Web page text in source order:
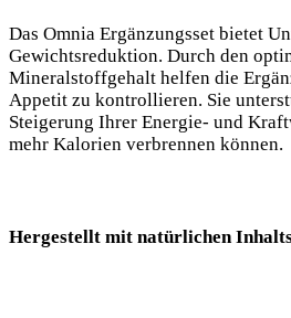
Das Omnia Ergänzungsset bietet
Gewichtsreduktion. Durch den
Mineralstoffgehalt helfen die
Appetit zu kontrollieren. Sie
Steigerung Ihrer Energie- und
mehr Kalorien verbrennen können.
Hergestellt mit natürlichen